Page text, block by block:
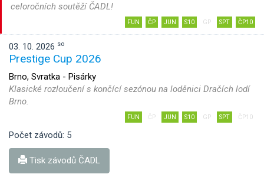
celoročních soutěží ČADL!
FUN ČP JUN S10 GP SPT ČP10
03. 10. 2026 so
Prestige Cup 2026
Brno, Svratka - Pisárky
Klasické rozloučení s končící sezónou na loděnici Dračích lodí
Brno.
FUN ČP JUN S10 GP SPT ČP10
Počet závodů: 5
Tisk závodů ČADL